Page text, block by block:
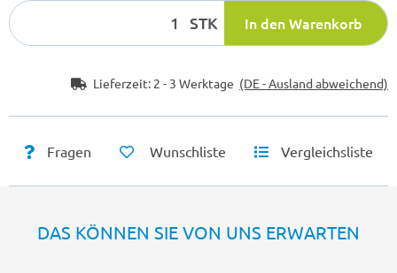
STK In den Warenkorb
Lieferzeit: 2 - 3 Werktage (DE - Ausland abweichend)
Fragen Wunschliste Vergleichsliste
DAS KÖNNEN SIE VON UNS ERWARTEN